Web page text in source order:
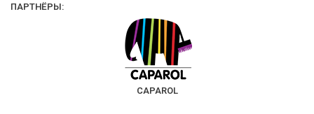
ПАРТНЁРЫ:
CAPAROL